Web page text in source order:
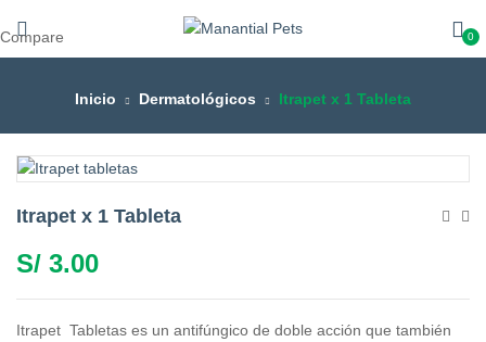
0
Inicio Dermatológicos Itrapet x 1 Tableta
Itrapet x 1 Tableta
S/ 3.00
Itrapet Tabletas es un antifúngico de doble acción que también
Compare